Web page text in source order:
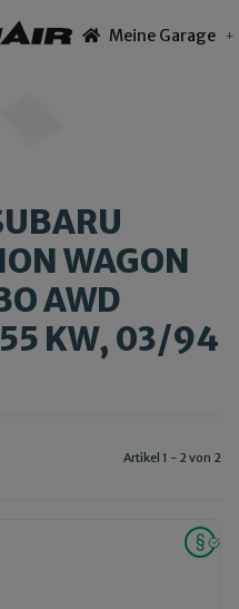
Meine Garage
WAGON
AWD
KW, 03/94
Artikel 1 - 2 von 2